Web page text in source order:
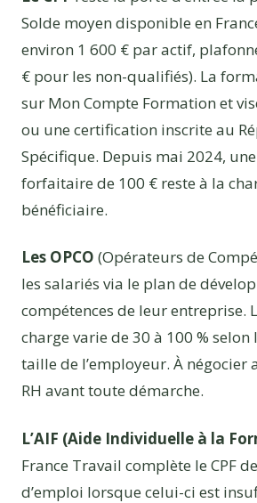
Solde moyen disponible en
environ 1 600 € par actif,
€ pour les non-qualifiés). La
sur Mon Compte Formation et
ou une certification inscrite au
Spécifique. Depuis mai 2024,
forfaitaire de 100 € reste à la
bénéficiaire.
Les OPCO (Opérateurs de
les salariés via le plan de
compétences de leur entreprise.
charge varie de 30 à 100 % selon
taille de l’employeur. À négocier
RH avant toute démarche.
L’AIF (Aide Individuelle à la
France Travail complète le CPF
d’emploi lorsque celui-ci est